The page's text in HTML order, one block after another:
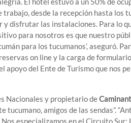
desde la recepción hasta los
disfrutar las instalaciones. Para lo
para nosotros es que nuestro
para los tucumanos’, aseguró.
on line y la carga de
apoyo del Ente de Turismo que nos
Nacionales y propietario de
tucumano, amigos de las sendas”.
especializamos en el Circuito